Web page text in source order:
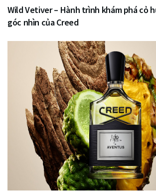
Wild Vetiver – Hành trình khám phá cỏ
góc nhìn của Creed